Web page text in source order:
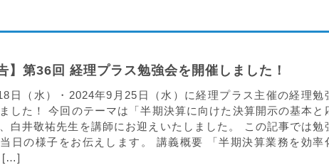
】第36回 経理プラス勉強会を開催しました！
日（水）・2024年9月25日（水）に経理プラス主催の経理勉
した！ 今回のテーマは「半期決算に向けた決算開示の基本と
白井敬祐先生を講師にお迎えいたしました。 この記事では勉
日の様子をお伝えします。 講義概要 「半期決算業務を効率
[…]